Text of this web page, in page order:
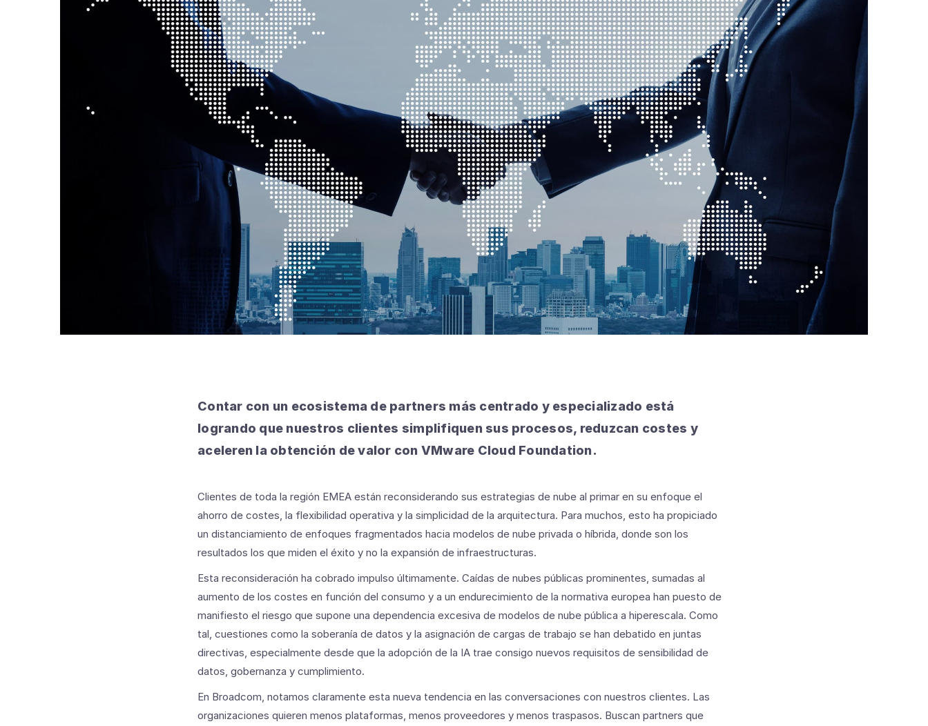
Contar con un ecosistema de partners más centrado y especializado está
logrando que nuestros clientes simplifiquen sus procesos, reduzcan costes y
aceleren la obtención de valor con VMware Cloud Foundation.
Clientes de toda la región EMEA están reconsiderando sus estrategias de nube al primar en su enfoque el
ahorro de costes, la flexibilidad operativa y la simplicidad de la arquitectura. Para muchos, esto ha propiciado
un distanciamiento de enfoques fragmentados hacia modelos de nube privada o híbrida, donde son los
resultados los que miden el éxito y no la expansión de infraestructuras.
Esta reconsideración ha cobrado impulso últimamente. Caídas de nubes públicas prominentes, sumadas al
aumento de los costes en función del consumo y a un endurecimiento de la normativa europea han puesto de
manifiesto el riesgo que supone una dependencia excesiva de modelos de nube pública a hiperescala. Como
tal, cuestiones como la soberanía de datos y la asignación de cargas de trabajo se han debatido en juntas
directivas, especialmente desde que la adopción de la IA trae consigo nuevos requisitos de sensibilidad de
datos, gobernanza y cumplimiento.
En Broadcom, notamos claramente esta nueva tendencia en las conversaciones con nuestros clientes. Las
organizaciones quieren menos plataformas, menos proveedores y menos traspasos. Buscan partners que